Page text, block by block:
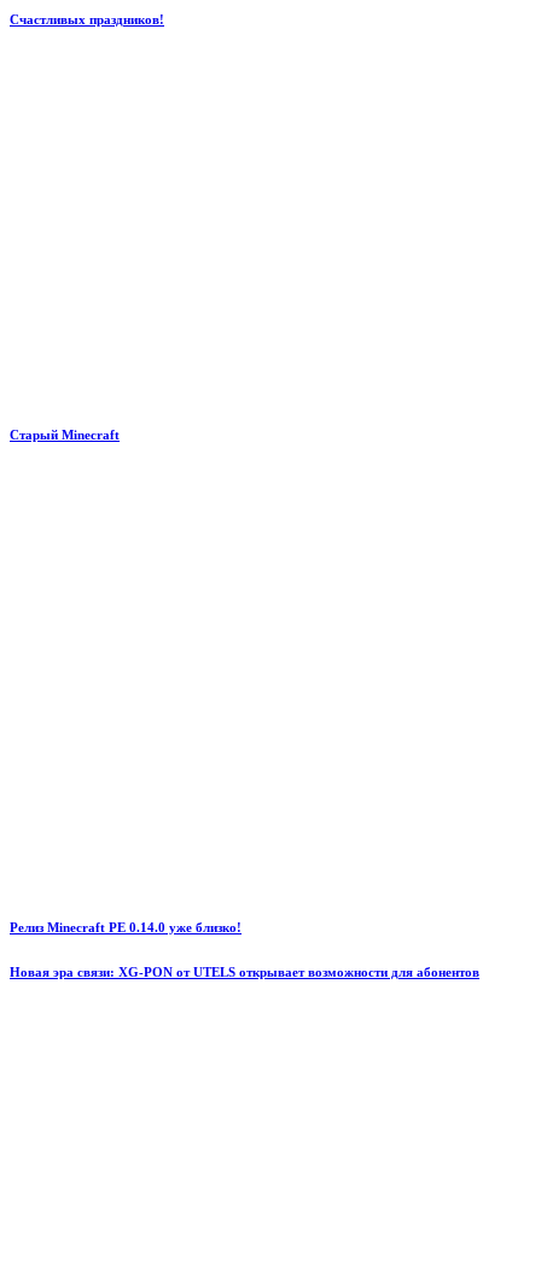
Счастливых праздников!
Старый Minecraft
Релиз Minecraft PE 0.14.0 уже близко!
Новая эра связи: XG-PON от UTELS открывает возможности для абонентов